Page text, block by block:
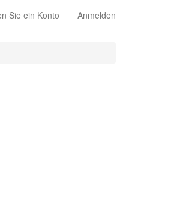
Sie ein Konto Anmelden